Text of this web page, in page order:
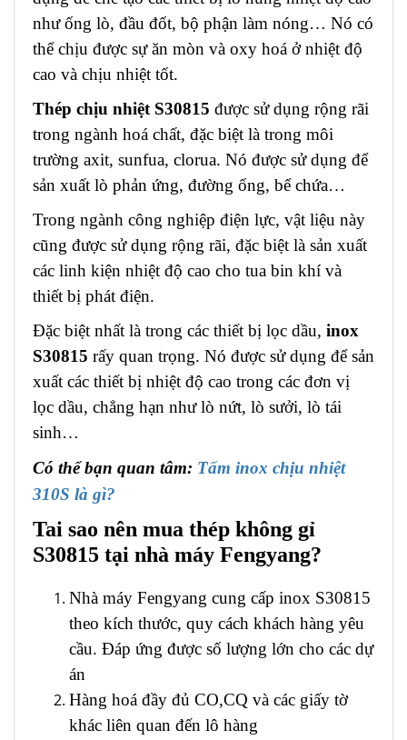
như ống lò, đầu đốt, bộ phận làm nóng… Nó có
thể chịu được sự ăn mòn và oxy hoá ở nhiệt độ
cao và chịu nhiệt tốt.
Thép chịu nhiệt S30815 được sử dụng rộng rãi
trong ngành hoá chất, đặc biệt là trong môi
trường axit, sunfua, clorua. Nó được sử dụng để
sản xuất lò phản ứng, đường ống, bể chứa…
Trong ngành công nghiệp điện lực, vật liệu này
cũng được sử dụng rộng rãi, đặc biệt là sản xuất
các linh kiện nhiệt độ cao cho tua bin khí và
thiết bị phát điện.
Đặc biệt nhất là trong các thiết bị lọc dầu, inox
S30815 rấy quan trọng. Nó được sử dụng để sản
xuất các thiết bị nhiệt độ cao trong các đơn vị
lọc dầu, chẳng hạn như lò nứt, lò sưởi, lò tái
sinh…
Có thể bạn quan tâm: Tấm inox chịu nhiệt
310S là gì?
Tai sao nên mua thép không gỉ
S30815 tại nhà máy Fengyang?
Nhà máy Fengyang cung cấp inox S30815
theo kích thước, quy cách khách hàng yêu
cầu. Đáp ứng được số lượng lớn cho các dự
án
Hàng hoá đầy đủ CO,CQ và các giấy tờ
khác liên quan đến lô hàng